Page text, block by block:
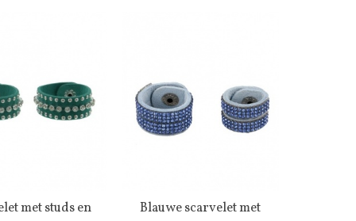
Wenslijst
met studs en
Wenslijst
Blauwe scarvelet met